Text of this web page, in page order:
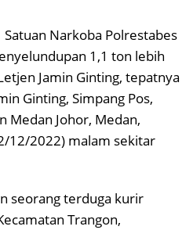
Satuan Narkoba Polrestabes
1,1 ton lebih
Jamin Ginting, tepatnya
Ginting, Simpang Pos,
Medan Johor, Medan,
12/2022) malam sekitar
seorang terduga kurir
Trangon,